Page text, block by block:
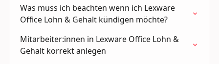
Was muss ich beachten wenn ich Lexware
Office Lohn & Gehalt kündigen möchte?
Mitarbeiter:innen in Lexware Office Lohn &
Gehalt korrekt anlegen